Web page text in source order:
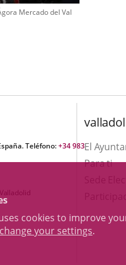
cookies to improve
your settings.
Mercado del Val
Teléfono:+34 983El
Para ti